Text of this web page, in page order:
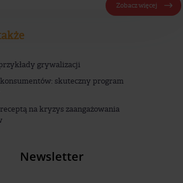
Zobacz więcej
grywalizacji
skuteczny program
na kryzys zaangażowania
Newsletter